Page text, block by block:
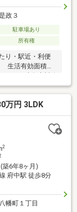
政３
駐車場あり
所有権
り・駅近・利便
生活有効面積
「府中本町」駅徒
車＋自転車４
■固定階段付のグ
します■サッシは
■LDK14.8帖の隣
・5.3帖の洋室が
万円 3LDK
2
築6年8ヶ月)
府中駅 徒歩8分
幡町１丁目